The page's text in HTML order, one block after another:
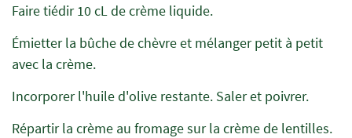
Faire tiédir 10 cL de crème liquide.
Émietter la bûche de chèvre et mélanger petit à petit
avec la crème.
Incorporer l'huile d'olive restante. Saler et poivrer.
Répartir la crème au fromage sur la crème de lentilles.